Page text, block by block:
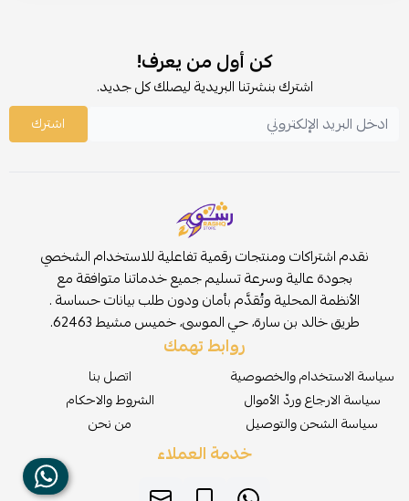
كن أول من يعرف!
اشترك بنشرتنا البريدية ليصلك كل جديد.
اشترك
نقدم اشتراكات ومنتجات رقمية تفاعلية للاستخدام الشخصي
بجودة عالية وسرعة تسليم جميع خدماتنا متوافقة مع
الأنظمة المحلية وتُقدَّم بأمان ودون طلب بيانات حساسة .
طريق خالد بن سارة، حي الموسى، خميس مشيط 62463.
روابط تهمك
سياسة الاستخدام والخصوصية
سياسة الارجاع وردّ الأموال
سياسة الشحن والتوصيل
اتصل بنا
الشروط والاحكام
من نحن
خدمة العملاء